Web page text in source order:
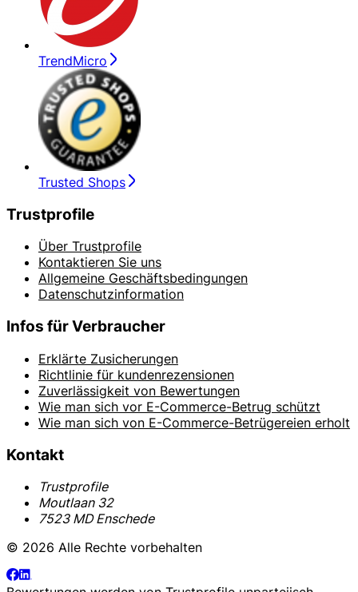
TrendMicro
Trusted Shops
Trustprofile
Über Trustprofile
Kontaktieren Sie uns
Allgemeine Geschäftsbedingungen
Datenschutzinformation
Infos für Verbraucher
Erklärte Zusicherungen
Richtlinie für kundenrezensionen
Zuverlässigkeit von Bewertungen
Wie man sich vor E-Commerce-Betrug schützt
Wie man sich von E-Commerce-Betrügereien erholt
Kontakt
Trustprofile
Moutlaan 32
7523 MD Enschede
© 2026 Alle Rechte vorbehalten